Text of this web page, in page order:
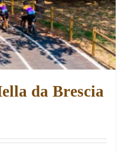
da Brescia